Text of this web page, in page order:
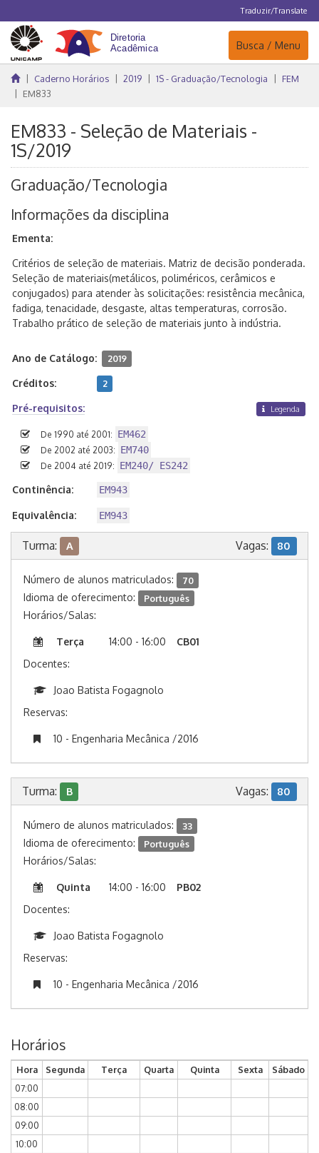
Traduzir/Translate
Navegação
Busca / Menu
Caderno Horários 2019 1S - Graduação/Tecnologia
FEM
EM833
EM833 - Seleção de Materiais -
1S/2019
Graduação/Tecnologia
Informações da disciplina
Ementa:
Critérios de seleção de materiais. Matriz de decisão ponderada.
Seleção de materiais(metálicos, poliméricos, cerâmicos e
conjugados) para atender às solicitações: resistência mecânica,
fadiga, tenacidade, desgaste, altas temperaturas, corrosão.
Trabalho prático de seleção de materiais junto à indústria.
Ano de Catálogo: 2019
Créditos: 2
Pré-requisitos: Legenda
De 1990 até 2001: EM462
De 2002 até 2003: EM740
De 2004 até 2019: EM240/ ES242
Continência: EM943
Equivalência: EM943
Turma: A Vagas: 80
Número de alunos matriculados: 70
Idioma de oferecimento: Português
Horários/Salas:
Terça 14:00 - 16:00
CB01
Docentes:
Joao Batista Fogagnolo
Reservas:
10 - Engenharia Mecânica /2016
Turma: B Vagas: 80
Número de alunos matriculados: 33
Idioma de oferecimento: Português
Horários/Salas:
Quinta 14:00 - 16:00
PB02
Docentes:
Joao Batista Fogagnolo
Reservas:
10 - Engenharia Mecânica /2016
Horários
Hora Segunda Terça Quarta Quinta Sexta
Sábado
07:00
08:00
09:00
10:00